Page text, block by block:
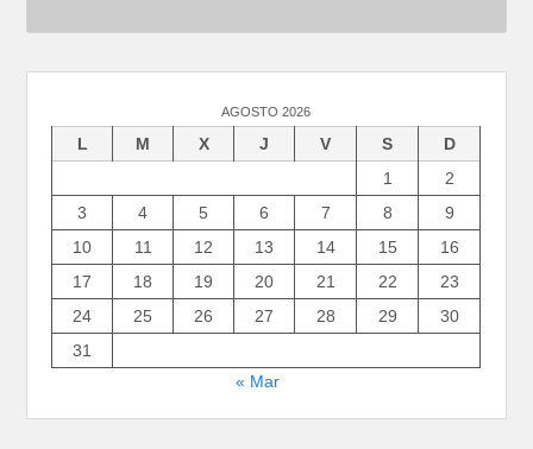
AGOSTO 2026
L M X J V S
D
1
2
3
4 5 6 7 8
9
10
11 12 13 14 15
16
17
18 19 20 21 22
23
24
25 26 27 28 29
30
31
« Mar